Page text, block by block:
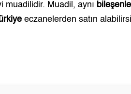
muadilidir. Muadil, aynı
eczanelerden satın